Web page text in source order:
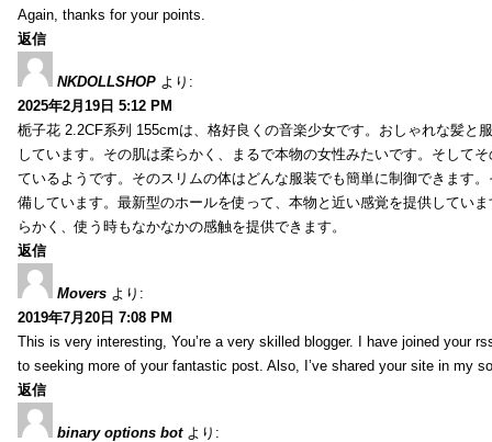
Again, thanks for your points.
返信
NKDOLLSHOP より:
2025年2月19日 5:12 PM
栀子花 2.2CF系列 155cmは、格好良くの音楽少女です。おしゃれな髪と
しています。その肌は柔らかく、まるで本物の女性みたいです。そして
ているようです。そのスリムの体はどんな服装でも簡単に制御できます
備しています。最新型のホールを使って、本物と近い感覚を提供してい
らかく、使う時もなかなかの感触を提供できます。
返信
Movers より:
2019年7月20日 7:08 PM
This is very interesting, You’re a very skilled blogger. I have joined your
to seeking more of your fantastic post. Also, I’ve shared your site in my
返信
binary options bot より: